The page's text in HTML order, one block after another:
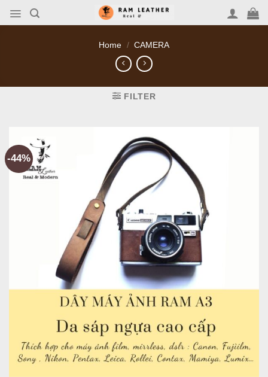
Home / CAMERA
FILTER
-44%